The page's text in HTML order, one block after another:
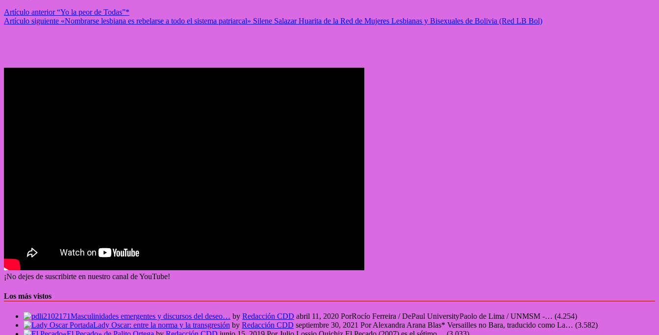
Artículo anterior “Yo la peor de Todas” *
Artículo siguiente «Nombrarse lesbiana es rebelarse a todo el sistema patriarcal» Silene Salazar Huarita de la Red de Mujeres Lesbianas y Bisexuales de Bolivia (Red LB Bol)
¡No dejes de suscribirte en nuestro canal de YouTube!
Los más vistos
Masculinidades emergentes y discursos del deseo… by Redacción CDD abril 11, 2020 PorRocío Ferreira / DePaul UniversityPaolo de Lima / UNMSM -… (4.254)
Lady Oscar: entre la norma y la transgresión by Redacción CDD septiembre 30, 2021 Por Alexandra Arana Blas* Versailles no Bara, traducido como La… (3.582)